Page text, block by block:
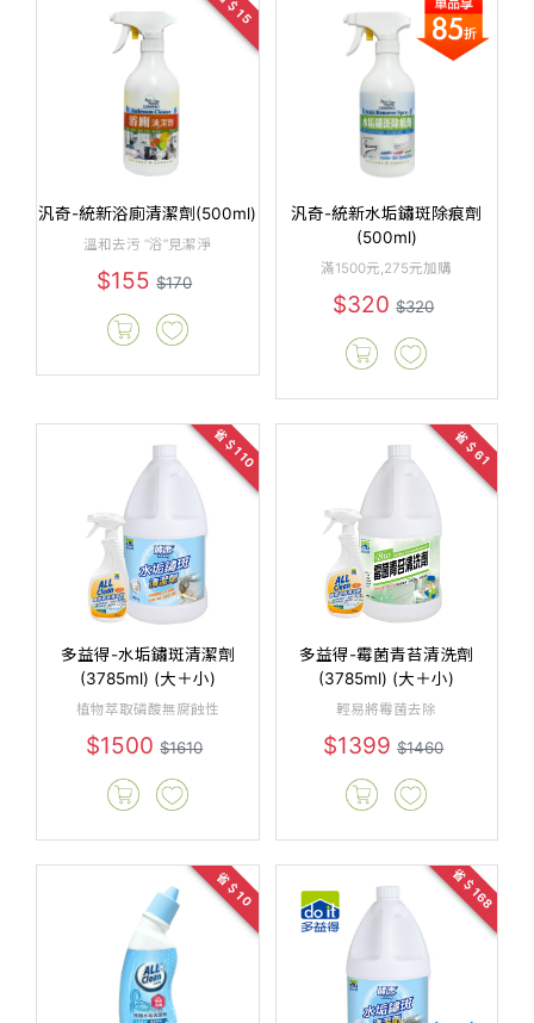
汎奇-統新浴廁清潔劑(500ml)
溫和去污 “浴”見潔淨
$155$170
汎奇-統新水垢鏽斑除痕劑
(500ml)
滿1500元,275元加購
$320$320
省＄110
多益得-水垢鏽斑清潔劑
(3785ml) (大＋小)
植物萃取磷酸無腐蝕性
$1500$1610
省＄61
多益得-霉菌青苔清洗劑
(3785ml) (大＋小)
輕易將霉菌去除
$1399$1460
省＄10 省＄168